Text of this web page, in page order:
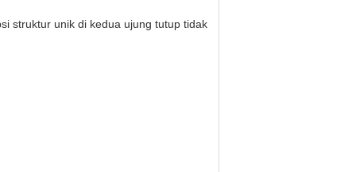
struktur unik di kedua ujung tutup tidak